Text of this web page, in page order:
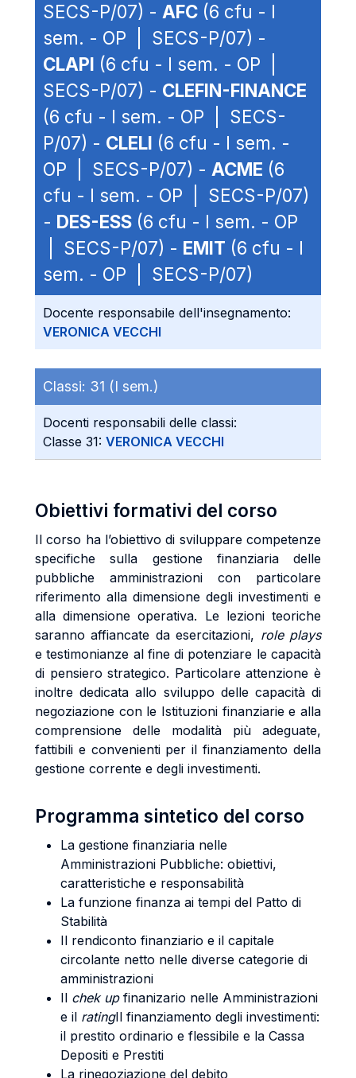
SECS-P/07) - AFC (6 cfu - I
sem. - OP | SECS-P/07) -
CLAPI (6 cfu - I sem. - OP |
SECS-P/07) - CLEFIN-FINANCE
(6 cfu - I sem. - OP | SECS-
P/07) - CLELI (6 cfu - I sem. -
OP | SECS-P/07) - ACME (6
cfu - I sem. - OP | SECS-P/07)
- DES-ESS (6 cfu - I sem. - OP
| SECS-P/07) - EMIT (6 cfu - I
sem. - OP | SECS-P/07)
Docente responsabile dell'insegnamento:
VERONICA VECCHI
Classi: 31 (I sem.)
Docenti responsabili delle classi:
Classe 31: VERONICA VECCHI
Obiettivi formativi del corso
Il corso ha l’obiettivo di sviluppare competenze
specifiche sulla gestione finanziaria delle
pubbliche amministrazioni con particolare
riferimento alla dimensione degli investimenti e
alla dimensione operativa. Le lezioni teoriche
saranno affiancate da esercitazioni, role plays
e testimonianze al fine di potenziare le capacità
di pensiero strategico. Particolare attenzione è
inoltre dedicata allo sviluppo delle capacità di
negoziazione con le Istituzioni finanziarie e alla
comprensione delle modalità più adeguate,
fattibili e convenienti per il finanziamento della
gestione corrente e degli investimenti.
Programma sintetico del corso
La gestione finanziaria nelle
Amministrazioni Pubbliche: obiettivi,
caratteristiche e responsabilità
La funzione finanza ai tempi del Patto di
Stabilità
Il rendiconto finanziario e il capitale
circolante netto nelle diverse categorie di
amministrazioni
Il chek upfinanizario nelle Amministrazioni
e il ratingIl finanziamento degli investimenti:
il prestito ordinario e flessibile e la Cassa
Depositi e Prestiti
La rinegoziazione del debito